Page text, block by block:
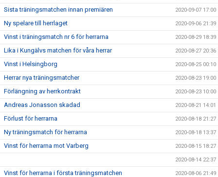
Sista träningsmatchen innan premiären 2020-09-07 17:00
Ny spelare till herrlaget 2020-09-06 21:39
Vinst i träningsmatch nr 6 för herrarna 2020-08-29 18:39
Lika i Kungälvs matchen för våra herrar 2020-08-27 20:36
Vinst i Helsingborg 2020-08-25 00:10
Herrar nya träningsmatcher 2020-08-23 19:00
Förlängning av herrkontrakt 2020-08-23 10:00
Andreas Jonasson skadad 2020-08-21 14:01
Förlust för herrarna 2020-08-18 21:27
Ny träningsmatch för herrarna 2020-08-18 13:37
Vinst för herrarna mot Varberg 2020-08-15 18:27
2020-08-14 22:37
Vinst för herrarna i första träningsmatchen 2020-08-06 21:49